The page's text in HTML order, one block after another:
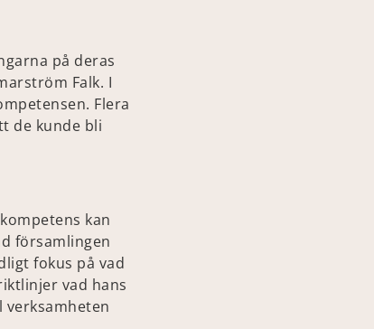
på deras
Falk. I
Flera
de kunde bli
kan
församlingen
fokus på vad
vad hans